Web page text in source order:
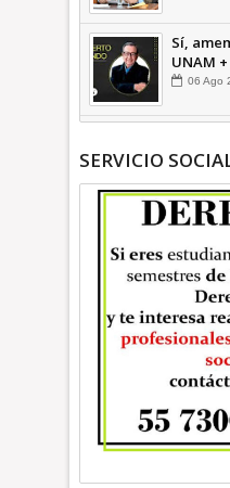
Sí,
UNAM
TIEMPO
06 Ago
SERVICIO